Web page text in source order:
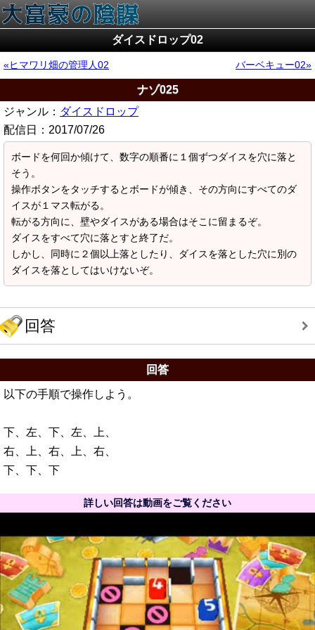
ダイスドロップ02
ヒマワリ畑の管理人02 バーベキュー02
ナゾ025
ジャンル： ダイスドロップ
配信日： 2017/07/26
ボードを何回か傾けて、数字の順番に１個ずつダイスを穴に落と
そう。
操作ボタンをタッチするとボードが傾き、その方向にすべてのダ
イスが１マス転がる。
転がる方向に、壁やダイスがある場合はそこに留まるぞ。
ダイスをすべて穴に落とすと終了だ。
しかし、同時に２個以上落としたり、ダイスを落とした穴に別の
ダイスを落としてはいけないぞ。
回答
回答
以下の手順で操作しよう。
下、左、下、左、上、
右、上、右、上、右、
下、下、下
詳しい回答は動画をご覧ください